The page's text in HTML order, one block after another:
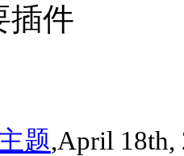
插件
题,April 18th,